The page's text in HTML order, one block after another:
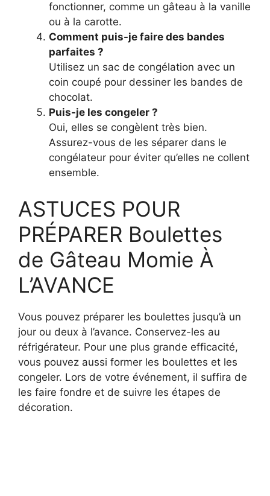
fonctionner, comme un gâteau à la vanille
ou à la carotte.
Comment puis-je faire des bandes
parfaites ?
Utilisez un sac de congélation avec un
coin coupé pour dessiner les bandes de
chocolat.
Puis-je les congeler ?
Oui, elles se congèlent très bien.
Assurez-vous de les séparer dans le
congélateur pour éviter qu’elles ne collent
ensemble.
ASTUCES POUR
PRÉPARER Boulettes
de Gâteau Momie À
L’AVANCE
Vous pouvez préparer les boulettes jusqu’à un
jour ou deux à l’avance. Conservez-les au
réfrigérateur. Pour une plus grande efficacité,
vous pouvez aussi former les boulettes et les
congeler. Lors de votre événement, il suffira de
les faire fondre et de suivre les étapes de
décoration.